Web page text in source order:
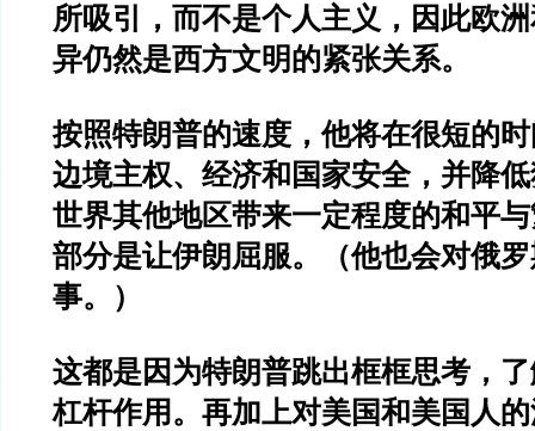
所吸引，而不是个人主义，因此欧
异仍然是西方文明的紧张关系。
按照特朗普的速度，他将在很短的
边境主权、经济和国家安全，并降
世界其他地区带来一定程度的和平
部分是让伊朗屈服。（他也会对俄
事。）
这都是因为特朗普跳出框框思考，
杠杆作用。再加上对美国和美国人